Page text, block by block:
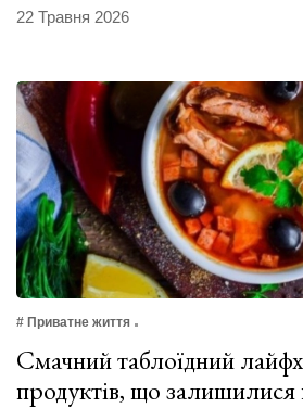
22 Травня 2026
# Приватне життя
Смачний таблоїдний
продуктів, що залишилися